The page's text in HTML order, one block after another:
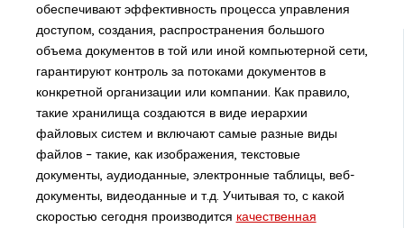
обеспечивают эффективность процесса управления
доступом, создания, распространения большого
объема документов в той или иной компьютерной сети,
гарантируют контроль за потоками документов в
конкретной организации или компании. Как правило,
такие хранилища создаются в виде иерархии
файловых систем и включают самые разные виды
файлов – такие, как изображения, текстовые
документы, аудиоданные, электронные таблицы, веб-
документы, видеоданные и т.д. Учитывая то, с какой
скоростью сегодня производится качественная